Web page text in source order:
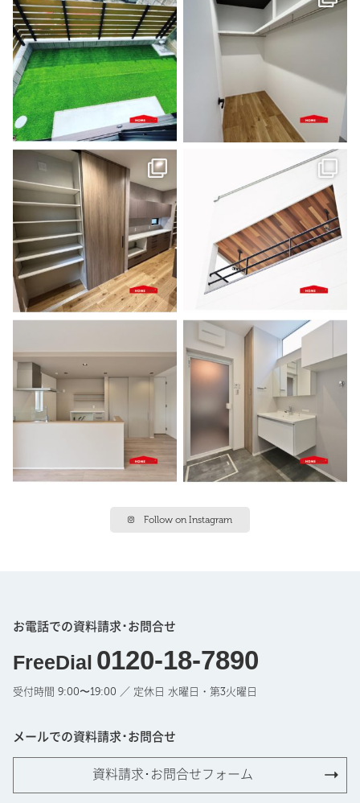
Follow on Instagram
お電話での資料請求･お問合せ
FreeDial 0120-18-7890
受付時間 9:00〜19:00 ／ 定休日 水曜日・第3火曜日
メールでの資料請求･お問合せ
資料請求･お問合せフォーム